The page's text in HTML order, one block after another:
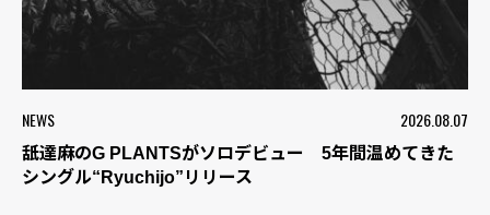
NEWS 2026.08.07
舐達麻のG PLANTSがソロデビュー 5年間温めてきた
シングル“Ryuchijo”リリース